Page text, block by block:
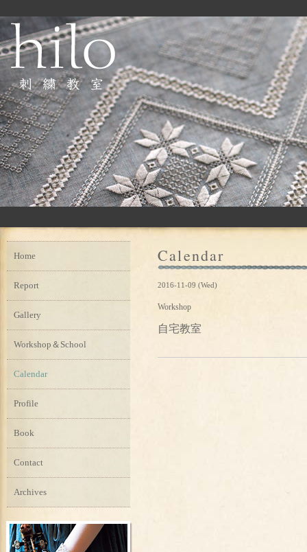
Calendar
2016-11-09 (Wed)
Workshop
自宅教室
Home
Report
Gallery
Workshop＆School
Calendar
Profile
Book
Contact
Archives